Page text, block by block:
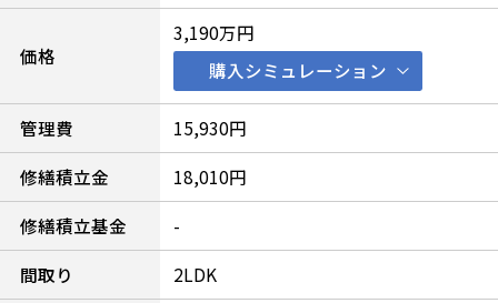
価格
3,190万円
購入シミュレーション
管理費
15,930円
修繕積立金
18,010円
修繕積立基金
-
間取り
2LDK